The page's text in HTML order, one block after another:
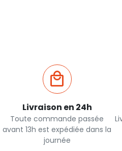
Livraison en 24h
Toute commande passée
avant 13h est expédiée dans la
journée